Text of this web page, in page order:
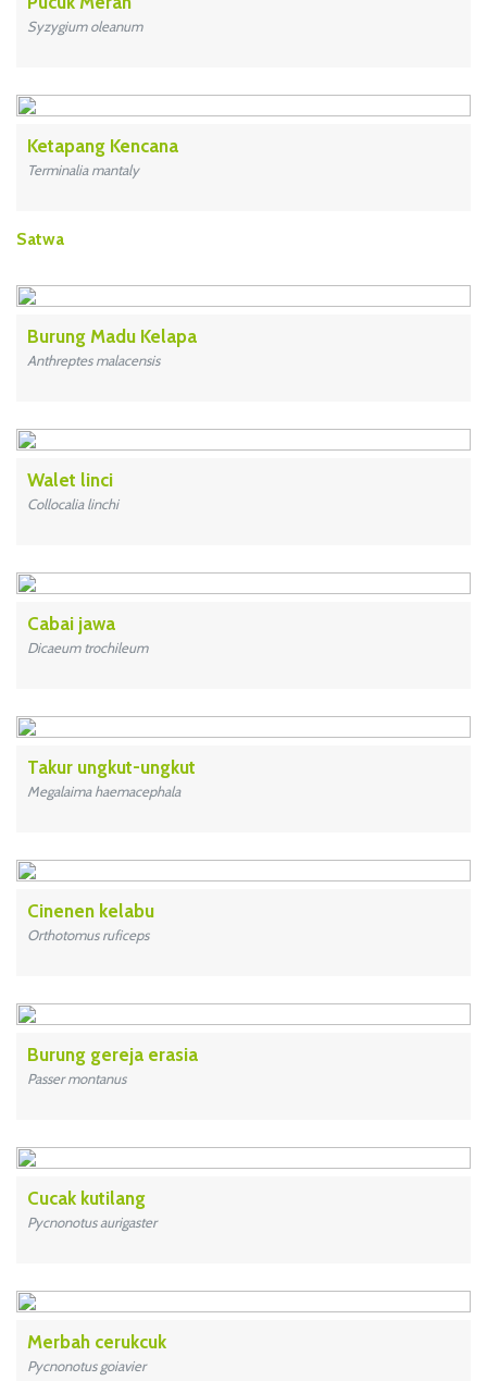
Syzygium oleanum
Ketapang Kencana
Terminalia mantaly
Satwa
Burung Madu Kelapa
Anthreptes malacensis
Walet linci
Collocalia linchi
Cabai jawa
Dicaeum trochileum
Takur ungkut-ungkut
Megalaima haemacephala
Cinenen kelabu
Orthotomus ruficeps
Burung gereja erasia
Passer montanus
Cucak kutilang
Pycnonotus aurigaster
Merbah cerukcuk
Pycnonotus goiavier